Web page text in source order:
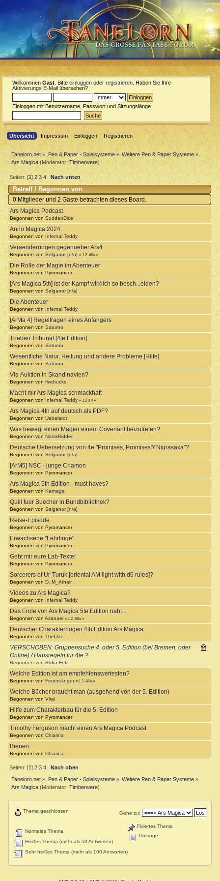
Willkommen Gast . Bitte einloggen oder registrieren . Haben Sie Ihre
Aktivierungs E-Mail übersehen?
Einloggen mit Benutzername, Passwort und Sitzungslänge
Übersicht Impressum Einloggen Registrieren
Tanelorn.net » Pen & Paper - Spielsysteme» Weitere Pen & Paper Systeme »
Ars Magica(Moderator:Timberwere)
Seiten: [1]2 3 4 Nach unten
Betreff/ Begonnen von
0 Mitglieder und 2 Gäste betrachten dieses Board.
Ars Magica Podcast
Begonnen vonSuddenDice
Anno Magica 2024
Begonnen von Infernal Teddy
Veraenderungen gegenueber Ars4
Begonnen vonSelganor [n/a] «1 2 Alle »
Die Rolle der Magie im Abenteuer
Begonnen von Pyromancer
[Ars Magica 5th] Ist der Kampf wirklich so besch...eiden?
Begonnen vonSelganor [n/a]
Die Abenteuer
Begonnen von Infernal Teddy
[ArMa 4] Regelfragen eines Anfängers
Begonnen vonSaturno
Theben Tribunal [4te Edition]
Begonnen vonSaturno
Wesentliche Natur, Heilung und andere Probleme [Hilfe]
Begonnen vonSaturno
Vis-Auktion in Skandinavien?
Begonnen vonfivebucks
Macht mir Ars Magica schmackhaft
Begonnen von Infernal Teddy «1 2 3 4»
Ars Magica 4th auf deutsch als PDF?
Begonnen vonUebelator
Was bewegt einen Magier einem Covenant beizutreten?
Begonnen von NorskRidder
Deutsche Uebersetzung von 4e "Promises, Promises"/"Nigrasaxa"?
Begonnen vonSelganor [n/a]
[ArM5] NSC - junge Criamon
Begonnen von Pyromancer
Ars Magica 5th Edition - must haves?
Begonnen von Karnage
Quill fuer Buecher in Bundbibliothek?
Begonnen vonSelganor [n/a]
Reise-Episode
Begonnen von Pyromancer
Erwachsene "Lehrlinge"
Begonnen von Pyromancer
Gebt mir eure Lab-Texte!
Begonnen von Pyromancer
Sorcerers of Ur-Turuk [oriental AM light with d6 rules]?
Begonnen von D. M_Athair
Videos zu Ars Magica?
Begonnen von Infernal Teddy
Das Ende von Ars Magica 5te Edition naht...
Begonnen vonAzanael «1 2 Alle »
Deutscher Charakterbogen 4th Edition Ars Magica
Begonnen vonTheOzz
VERSCHOBEN: Gruppensuche 4. oder 5. Edition (bei Bremen, oder
Online) / Hausregeln für 4te ?
Begonnen vonBoba Fett
Welche Edition ist am empfehlenswertesten?
Begonnen von Feuersänger «1 2 Alle »
Welche Bücher braucht man (ausgehend von der 5. Edition)
Begonnen vonViral
Hilfe zum Charakterbau für die 5. Edition
Begonnen von Pyromancer
Timothy Ferguson macht einen Ars Magica Podcast
Begonnen vonChiarina
Bienen
Begonnen vonChiarina
Seiten: [1]2 3 4
Nach oben
Tanelorn.net » Pen & Paper - Spielsysteme» Weitere Pen & Paper Systeme »
Ars Magica (Moderator:Timberwere)
Gehe zu:
Normales Thema
Heißes Thema (mehr als 50 Antworten)
Sehr heißes Thema (mehr als 100 Antworten)
Thema geschlossen
Fixiertes Thema
Umfrage